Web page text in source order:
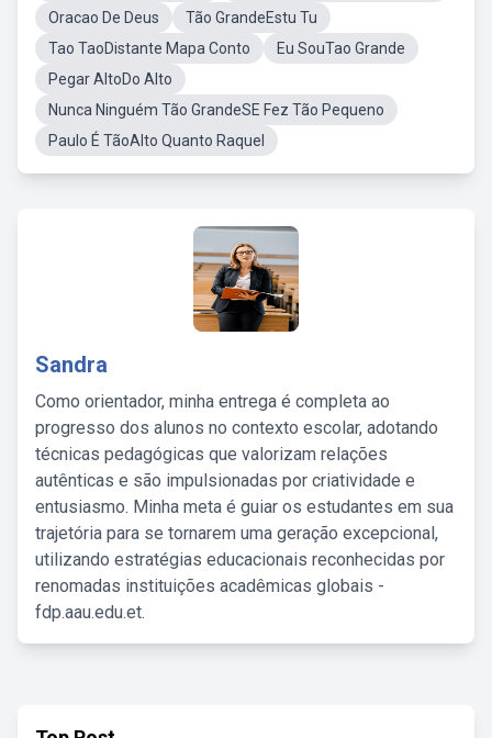
Oracao De Deus
Tão GrandeEstu Tu
Tao TaoDistante Mapa Conto
Eu SouTao Grande
Pegar AltoDo Alto
Nunca Ninguém Tão GrandeSE Fez Tão Pequeno
Paulo É TãoAlto Quanto Raquel
Sandra
Como orientador, minha entrega é completa ao
progresso dos alunos no contexto escolar, adotando
técnicas pedagógicas que valorizam relações
autênticas e são impulsionadas por criatividade e
entusiasmo. Minha meta é guiar os estudantes em sua
trajetória para se tornarem uma geração excepcional,
utilizando estratégias educacionais reconhecidas por
renomadas instituições acadêmicas globais -
fdp.aau.edu.et.